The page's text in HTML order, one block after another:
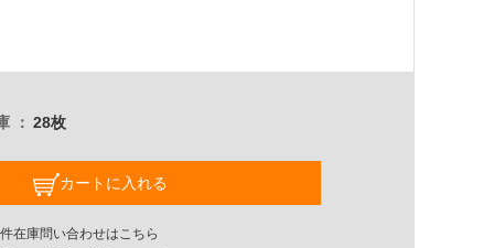
28枚
カートに入れる
在庫問い合わせはこちら